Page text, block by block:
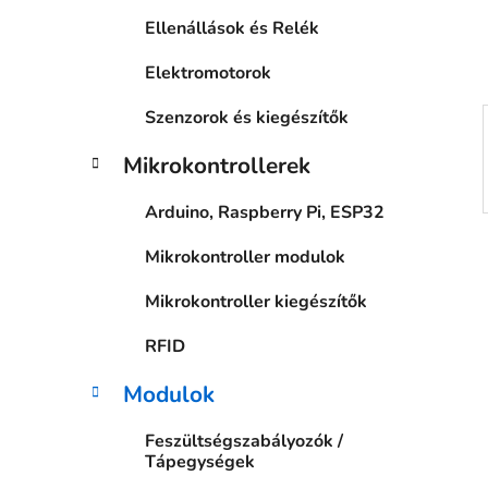
Ellenállások és Relék
Elektromotorok
Szenzorok és kiegészítők
Mikrokontrollerek
Arduino, Raspberry Pi, ESP32
Mikrokontroller modulok
Mikrokontroller kiegészítők
RFID
Modulok
Feszültségszabályozók /
Tápegységek